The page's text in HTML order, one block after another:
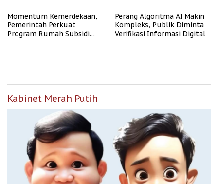
Momentum Kemerdekaan,
Pemerintah Perkuat
Program Rumah Subsidi
Perang Algoritma AI Makin
Kompleks, Publik Diminta
Verifikasi Informasi Digital
Kabinet Merah Putih